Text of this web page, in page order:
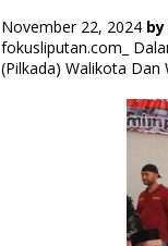
November 22, 2024 by
fokusliputan.com_
(Pilkada) Walikota Dan